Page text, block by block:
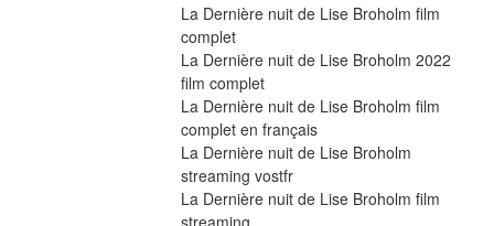
La Dernière nuit de Lise Broholm film
complet
La Dernière nuit de Lise Broholm 2022
film complet
La Dernière nuit de Lise Broholm film
complet en français
La Dernière nuit de Lise Broholm
streaming vostfr
La Dernière nuit de Lise Broholm film
streaming